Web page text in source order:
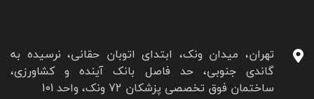
تهران، میدان ونک، ابتدای اتوبان حقانی، نرسیده به
گاندی جنوبی، حد فاصل بانک آینده و کشاورزی،
ساختمان فوق تخصصی پزشکان 72 ونک، واحد 101